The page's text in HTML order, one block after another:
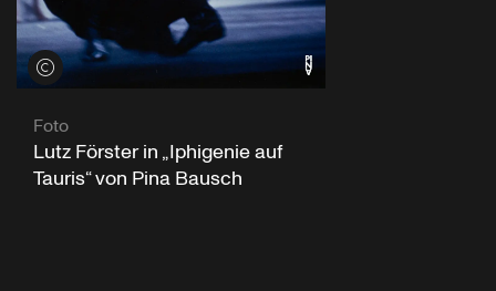
Credits öffnen
Foto
Lutz Förster in „Iphigenie auf
Tauris“ von Pina Bausch